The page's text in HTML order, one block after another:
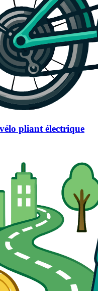
pliant électrique